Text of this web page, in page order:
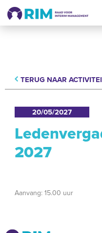
TERUG NAAR
20/05/2027
2027
Aanvang: 15.00 uur